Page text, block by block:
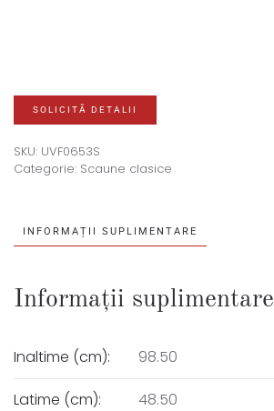
SOLICITĂ DETALII
SKU: UVF0653S
Categorie: Scaune clasice
INFORMAȚII SUPLIMENTARE
Informații suplimentare
Inaltime (cm): 98.50
Latime (cm): 48.50